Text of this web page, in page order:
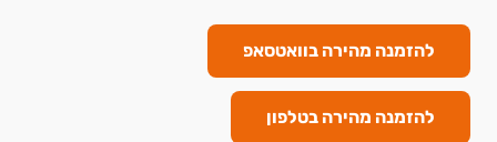
להזמנה מהירה בוואטסאפ
להזמנה מהירה בטלפון